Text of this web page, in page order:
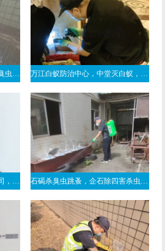
塘厦灭鼠公司，东莞除四害杀臭虫，南城白蚁防治 万江白蚁防治中心，中堂灭白蚁，麻涌杀白蚁
东坑灭白蚁，南城白蚁防治公司，东城白蚁防治所 石碣杀臭虫跳蚤，企石除四害杀虫，茶山白蚁预防